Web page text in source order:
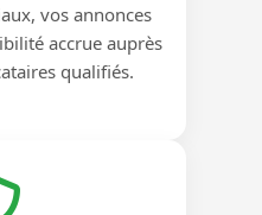
vos annonces
accrue auprès
qualifiés.